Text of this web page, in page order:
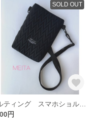
SOLD OUT
円